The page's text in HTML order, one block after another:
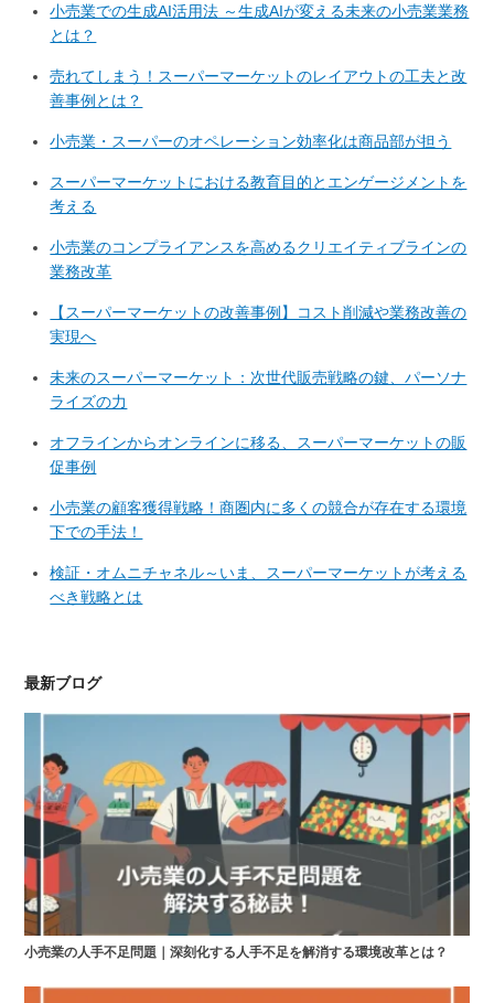
小売業での生成AI活用法 ～生成AIが変える未来の小売業業務
とは？
売れてしまう！スーパーマーケットのレイアウトの工夫と改
善事例とは？
小売業・スーパーのオペレーション効率化は商品部が担う
スーパーマーケットにおける教育目的とエンゲージメントを
考える
小売業のコンプライアンスを高めるクリエイティブラインの
業務改革
【スーパーマーケットの改善事例】コスト削減や業務改善の
実現へ
未来のスーパーマーケット：次世代販売戦略の鍵、パーソナ
ライズの力
オフラインからオンラインに移る、スーパーマーケットの販
促事例
小売業の顧客獲得戦略！商圏内に多くの競合が存在する環境
下での手法！
検証・オムニチャネル～いま、スーパーマーケットが考える
べき戦略とは
最新ブログ
小売業の人手不足問題｜深刻化する人手不足を解消する環境改革とは？